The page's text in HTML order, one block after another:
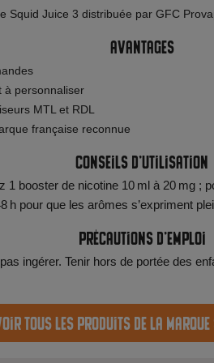
Squid Juice 3 distribuée par GFC
Avantages
à personnaliser
MTL et RDL
française reconnue
Conseils d’utilisation
1 booster de nicotine 10 ml à 20 mg ;
h pour que les arômes s’expriment
Précautions d’emploi
ingérer. Tenir hors de portée des
tous les produits de la marque